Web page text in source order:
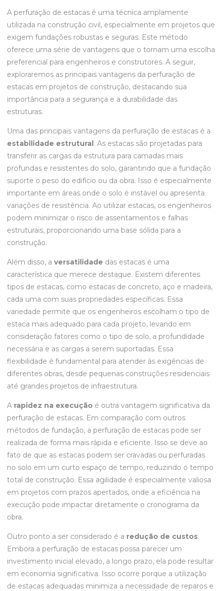
A perfuração de estacas é uma técnica amplamente
utilizada na construção civil, especialmente em projetos que
exigem fundações robustas e seguras. Este método
oferece uma série de vantagens que o tornam uma escolha
preferencial para engenheiros e construtores. A seguir,
exploraremos as principais vantagens da perfuração de
estacas em projetos de construção, destacando sua
importância para a segurança e a durabilidade das
estruturas.
Uma das principais vantagens da perfuração de estacas é a
estabilidade estrutural. As estacas são projetadas para
transferir as cargas da estrutura para camadas mais
profundas e resistentes do solo, garantindo que a fundação
suporte o peso do edifício ou da obra. Isso é especialmente
importante em áreas onde o solo é instável ou apresenta
variações de resistência. Ao utilizar estacas, os engenheiros
podem minimizar o risco de assentamentos e falhas
estruturais, proporcionando uma base sólida para a
construção.
Além disso, a versatilidade das estacas é uma
característica que merece destaque. Existem diferentes
tipos de estacas, como estacas de concreto, aço e madeira,
cada uma com suas propriedades específicas. Essa
variedade permite que os engenheiros escolham o tipo de
estaca mais adequado para cada projeto, levando em
consideração fatores como o tipo de solo, a profundidade
necessária e as cargas a serem suportadas. Essa
flexibilidade é fundamental para atender às exigências de
diferentes obras, desde pequenas construções residenciais
até grandes projetos de infraestrutura.
A rapidez na execução é outra vantagem significativa da
perfuração de estacas. Em comparação com outros
métodos de fundação, a perfuração de estacas pode ser
realizada de forma mais rápida e eficiente. Isso se deve ao
fato de que as estacas podem ser cravadas ou perfuradas
no solo em um curto espaço de tempo, reduzindo o tempo
total de construção. Essa agilidade é especialmente valiosa
em projetos com prazos apertados, onde a eficiência na
execução pode impactar diretamente o cronograma da
obra.
Outro ponto a ser considerado é a redução de custos.
Embora a perfuração de estacas possa parecer um
investimento inicial elevado, a longo prazo, ela pode resultar
em economia significativa. Isso ocorre porque a utilização
de estacas adequadas minimiza a necessidade de reparos e